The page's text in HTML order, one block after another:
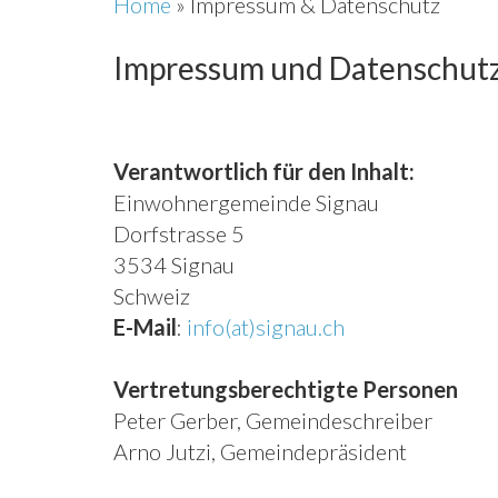
Impressum und
Verantwortlich für den Inhalt:
Einwohnergemeinde Signau
Dorfstrasse 5
3534 Signau
Schweiz
E-Mail: info(at)signau.ch
Vertretungsberechtigte Personen
Peter Gerber, Gemeindeschreiber
Arno Jutzi, Gemeindepräsident